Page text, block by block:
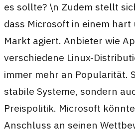
es sollte? \n Zudem stellt
dass Microsoft in einem
Markt agiert. Anbieter wie
verschiedene Linux-
immer mehr an Popularität.
stabile Systeme, sondern
Preispolitik. Microsoft
Anschluss an seinen